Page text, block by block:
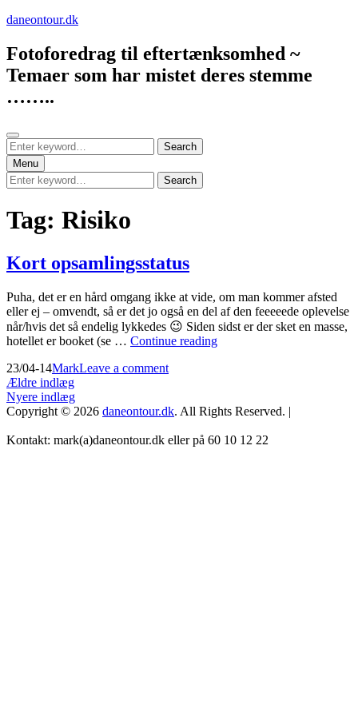
Skip
content
daneontour.dk
Fotoforedrag til eftertænksomhed ~
Temaer som har mistet deres stemme
……..
Search
Search
for:
Search
Menu
Search
for:
Search
Tag: Risiko
Kort opsamlingsstatus
Puha, det er en hård omgang ikke at vide, om man kommer afsted
eller ej – omvendt, så er det jo også en del af den feeeeede oplevelse
når/hvis det så endelig lykkedes 😉 Siden sidst er der sket en masse,
hotellet er booket (se … Continue readingKort
Posted
on
23/04-14by
MarkLeave a comment
Navigation
til
Ældre indlæg
Nyere indlæg
Copyright © 2026 daneontour.dk. All Rights Reserved. |
Kontakt: mark(a)daneontour.dk eller på 60 10 12 22